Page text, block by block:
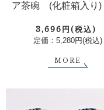
ア茶碗 (化粧箱入り)
3,696円(税込)
定価：5,280円(税込)
MORE